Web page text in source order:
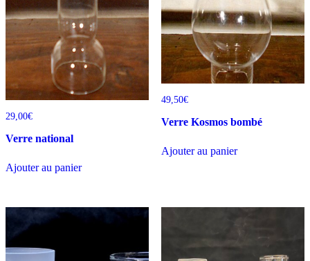
29,00€
Verre national
Ajouter au panier
49,50€
Verre Kosmos bombé
Ajouter au panier